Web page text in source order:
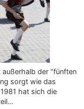
außerhalb der "fünften
sorgt wie das
hat sich die